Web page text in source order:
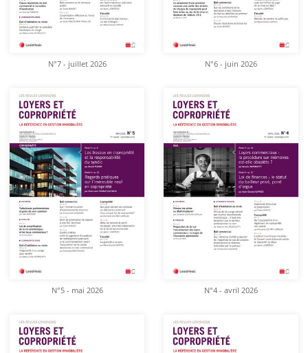
N°7 - juillet 2026 N°6 - juin 2026
N°5 - mai 2026 N°4 - avril 2026